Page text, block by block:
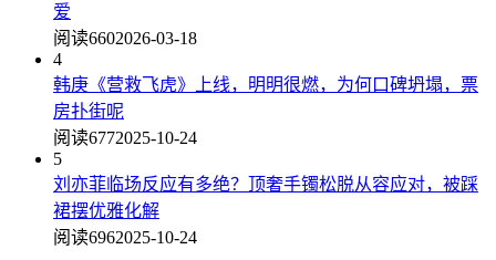
爱
阅读6602026-03-18
4
韩庚《营救飞虎》上线，明明很燃，为何口碑坍塌，票
房扑街呢
阅读6772025-10-24
5
刘亦菲临场反应有多绝？顶奢手镯松脱从容应对，被踩
裙摆优雅化解
阅读6962025-10-24